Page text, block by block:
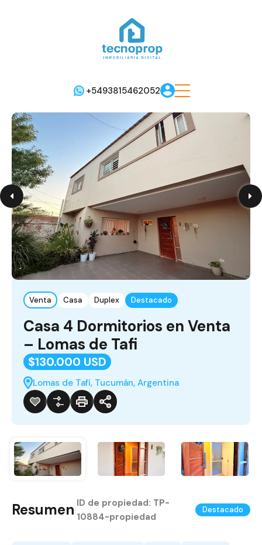
+5493815462052
Venta Casa Duplex Destacado
Casa 4 Dormitorios en Venta
– Lomas de Tafi
$130.000 USD
Lomas de Tafí, Tucumán, Argentina
Resumen ID de propiedad: TP-
10884-propiedad
Destacado